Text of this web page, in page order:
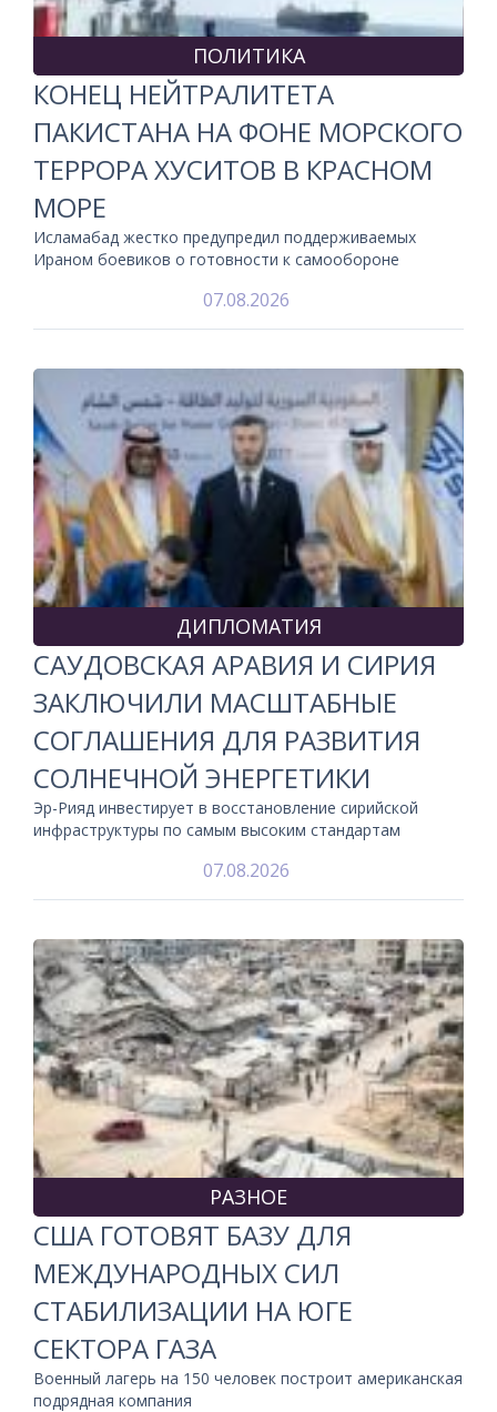
ПОЛИТИКА
КОНЕЦ НЕЙТРАЛИТЕТА
ПАКИСТАНА НА ФОНЕ МОРСКОГО
ТЕРРОРА ХУСИТОВ В КРАСНОМ
МОРЕ
Исламабад жестко предупредил поддерживаемых
Ираном боевиков о готовности к самообороне
07.08.2026
ДИПЛОМАТИЯ
САУДОВСКАЯ АРАВИЯ И СИРИЯ
ЗАКЛЮЧИЛИ МАСШТАБНЫЕ
СОГЛАШЕНИЯ ДЛЯ РАЗВИТИЯ
СОЛНЕЧНОЙ ЭНЕРГЕТИКИ
Эр-Рияд инвестирует в восстановление сирийской
инфраструктуры по самым высоким стандартам
07.08.2026
РАЗНОЕ
США ГОТОВЯТ БАЗУ ДЛЯ
МЕЖДУНАРОДНЫХ СИЛ
СТАБИЛИЗАЦИИ НА ЮГЕ
СЕКТОРА ГАЗА
Военный лагерь на 150 человек построит американская
подрядная компания